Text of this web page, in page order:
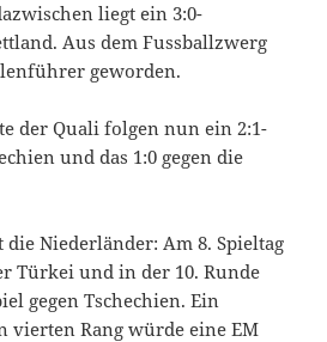
liegt ein 3:0-
Aus dem Fussballzwerg
geworden.
der Quali folgen nun ein 2:1-
und das 1:0 gegen die
Niederländer: Am 8. Spieltag
Türkei und in der 10. Runde
gegen Tschechien. Ein
vierten Rang würde eine EM